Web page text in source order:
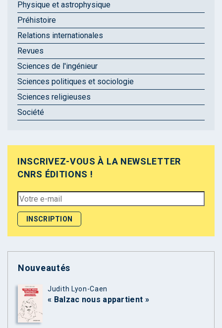
Physique et astrophysique
Préhistoire
Relations internationales
Revues
Sciences de l'ingénieur
Sciences politiques et sociologie
Sciences religieuses
Société
INSCRIVEZ-VOUS À LA NEWSLETTER
CNRS ÉDITIONS !
Nouveautés
Judith Lyon-Caen
« Balzac nous appartient »